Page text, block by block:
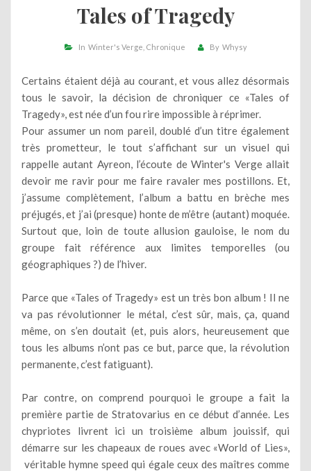
Tales of Tragedy
In Winter's Verge Chronique By Whysy
Certains étaient déjà au courant, et vous allez désormais
tous le savoir, la décision de chroniquer ce «Tales of
Tragedy», est née d’un fou rire impossible à réprimer.
Pour assumer un nom pareil, doublé d’un titre également
très prometteur, le tout s’affichant sur un visuel qui
rappelle autant Ayreon, l’écoute de Winter's Verge allait
devoir me ravir pour me faire ravaler mes postillons. Et,
j’assume complètement, l’album a battu en brèche mes
préjugés, et j’ai (presque) honte de m’être (autant) moquée.
Surtout que, loin de toute allusion gauloise, le nom du
groupe fait référence aux limites temporelles (ou
géographiques ?) de l’hiver.
Parce que «Tales of Tragedy» est un très bon album ! Il ne
va pas révolutionner le métal, c’est sûr, mais, ça, quand
même, on s’en doutait (et, puis alors, heureusement que
tous les albums n’ont pas ce but, parce que, la révolution
permanente, c’est fatiguant).
Par contre, on comprend pourquoi le groupe a fait la
première partie de Stratovarius en ce début d’année. Les
chypriotes livrent ici un troisième album jouissif, qui
démarre sur les chapeaux de roues avec «World of Lies»,
véritable hymne speed qui égale ceux des maîtres comme